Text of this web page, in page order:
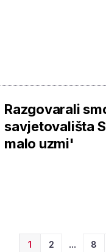
Razgovarali
savjetovališta
malo uzmi'
1 2 ... 8